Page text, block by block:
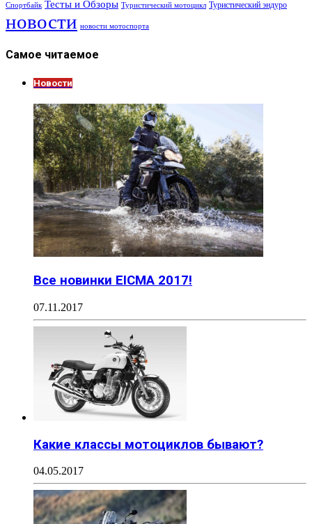
Спортбайк Тесты и Обзоры Туристический мотоцикл Туристический эндуро
новости новости мотоспорта
Самое читаемое
Новости
Все новинки EICMA 2017!
07.11.2017
Какие классы мотоциклов бывают?
04.05.2017